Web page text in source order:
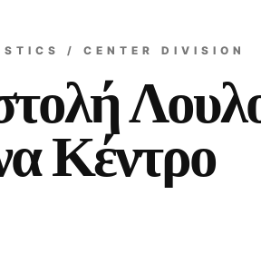
/ CENTER DIVISION
Κέντρο